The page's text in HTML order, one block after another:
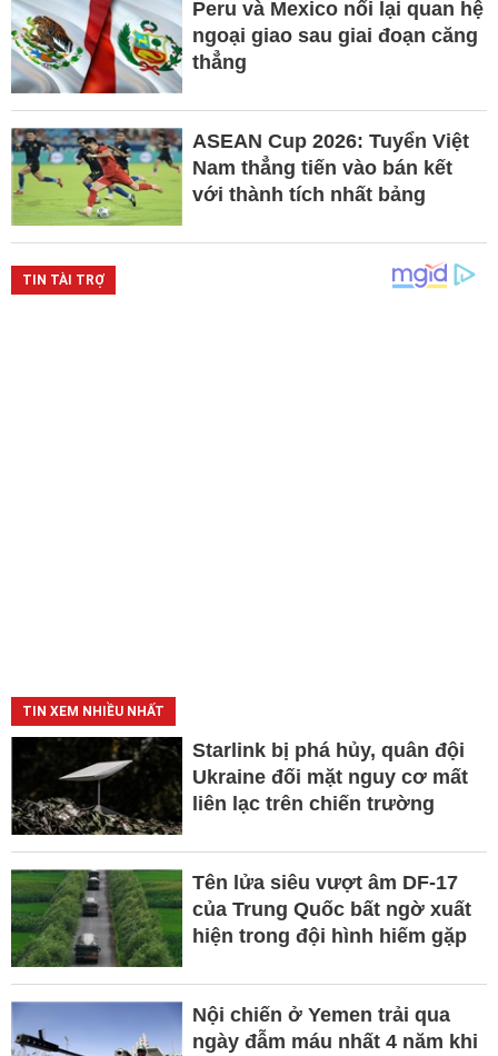
Peru và Mexico nối lại quan hệ
ngoại giao sau giai đoạn căng
thẳng
ASEAN Cup 2026: Tuyển Việt
Nam thẳng tiến vào bán kết
với thành tích nhất bảng
TIN XEM NHIỀU NHẤT
Starlink bị phá hủy, quân đội
Ukraine đối mặt nguy cơ mất
liên lạc trên chiến trường
Tên lửa siêu vượt âm DF-17
của Trung Quốc bất ngờ xuất
hiện trong đội hình hiếm gặp
Nội chiến ở Yemen trải qua
ngày đẫm máu nhất 4 năm khi